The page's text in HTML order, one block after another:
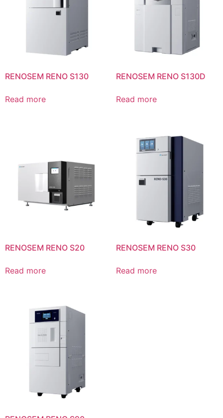
RENOSEM RENO S130
Read more
RENOSEM RENO S130D
Read more
RENOSEM RENO S20
Read more
RENOSEM RENO S30
Read more